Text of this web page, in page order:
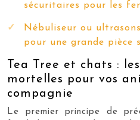
sécuritaires pour les
Nébuliseur ou
pour une grande pièce
Tea Tree et chats :
mortelles pour vos
compagnie
Le premier principe de